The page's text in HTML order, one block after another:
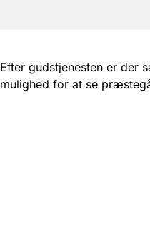
Efter gudstjenesten er der
mulighed for at se